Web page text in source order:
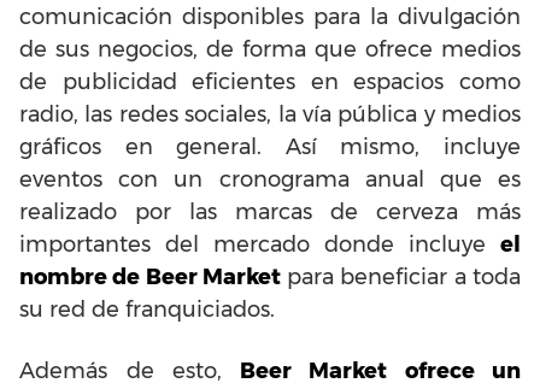
comunicación disponibles para la divulgación
de sus negocios, de forma que ofrece medios
de publicidad eficientes en espacios como
radio, las redes sociales, la vía pública y medios
gráficos en general. Así mismo, incluye
eventos con un cronograma anual que es
realizado por las marcas de cerveza más
importantes del mercado donde incluye el
nombre de Beer Marketpara beneficiar a toda
su red de franquiciados.
Además de esto, Beer Market ofrece un